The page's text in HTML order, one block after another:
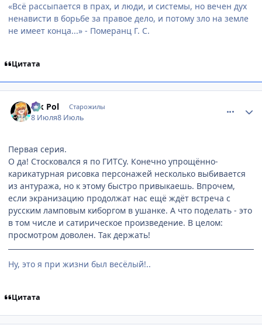
«Всё рассыпается в прах, и люди, и системы, но вечен дух
ненависти в борьбе за правое дело, и потому зло на земле
не имеет конца...» - Померанц Г. С.
Цитата
Vik Pol Старожилы
8 Июля8 Июль
Первая серия.
О да! Стосковался я по ГИТСу. Конечно упрощённо-
карикатурная рисовка персонажей несколько выбивается
из антуража, но к этому быстро привыкаешь. Впрочем,
если экранизацию продолжат нас ещё ждёт встреча с
русским ламповым киборгом в ушанке. А что поделать - это
в том числе и сатирическое произведение. В целом:
просмотром доволен. Так держать!
Ну, это я при жизни был весёлый!..
Цитата